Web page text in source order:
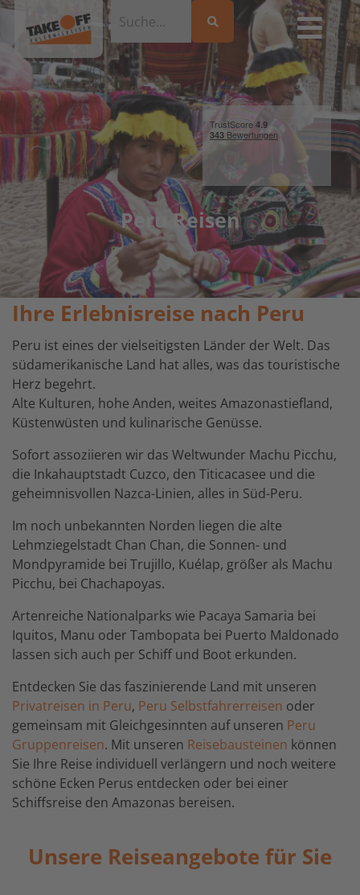
Peru Reisen
Ihre Erlebnisreise nach Peru
Peru ist eines der vielseitigsten Länder der Welt. Das
südamerikanische Land hat alles, was das touristische
Herz begehrt.
Alte Kulturen, hohe Anden, weites Amazonastiefland,
Küstenwüsten und kulinarische Genüsse.
Sofort assoziieren wir das Weltwunder Machu Picchu,
die Inkahauptstadt Cuzco, den Titicacasee und die
geheimnisvollen Nazca-Linien, alles in Süd-Peru.
Im noch unbekannten Norden liegen die alte
Lehmziegelstadt Chan Chan, die Sonnen- und
Mondpyramide bei Trujillo, Kuélap, größer als Machu
Picchu, bei Chachapoyas.
Artenreiche Nationalparks wie Pacaya Samaria bei
Iquitos, Manu oder Tambopata bei Puerto Maldonado
lassen sich auch per Schiff und Boot erkunden.
Entdecken Sie das faszinierende Land mit unseren
Privatreisen in Peru, Peru Selbstfahrerreisen oder
gemeinsam mit Gleichgesinnten auf unseren Peru
Gruppenreisen. Mit unseren Reisebausteinen können
Sie Ihre Reise individuell verlängern und noch weitere
schöne Ecken Perus entdecken oder bei einer
Schiffsreise den Amazonas bereisen.
Unsere Reiseangebote für Sie